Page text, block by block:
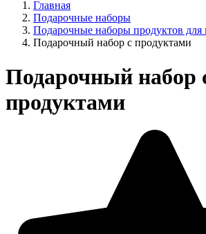
Главная
Подарочные наборы
Подарочные наборы продуктов
Подарочный набор с продуктами
Подарочный набор
продуктами